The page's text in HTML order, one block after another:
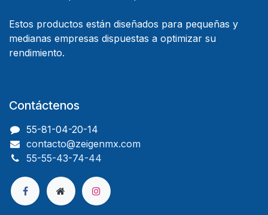
Estos productos están diseñados para pequeñas y
medianas empresas dispuestas a optimizar su
rendimiento.
Contáctenos
55-81-04-20-14
contacto@zeigenmx.com
55-55-43-74-44